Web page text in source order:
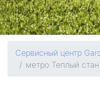
Сервисный центр
метро Теплый стан